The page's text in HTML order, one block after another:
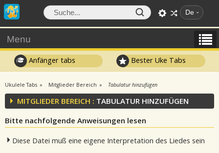
De
Menu
Anfänger tabs Bester Uke Tabs
Ukulele Tabs Mitglieder Bereich Tabulatur hinzufügen
MITGLIEDER BEREICH : TABULATUR HINZUFÜGEN
Bitte nachfolgende Anweisungen lesen
Diese Datei muß eine eigene Interpretation des Liedes sein